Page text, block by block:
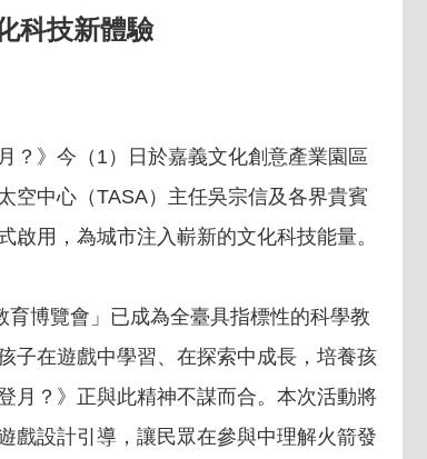
科技新體驗
？》今（1）日於嘉義文化創意產業園區
空中心（TASA）主任吳宗信及各界貴賓
用，為城市注入嶄新的文化科技能量。
博覽會」已成為全臺具指標性的科學教
子在遊戲中學習、在探索中成長，培養孩
月？》正與此精神不謀而合。本次活動將
戲設計引導，讓民眾在參與中理解火箭發